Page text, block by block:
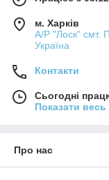
м. Харків
А/Р "Лоск" смт.
Україна
Контакти
Сьогодні
Показати
Про нас